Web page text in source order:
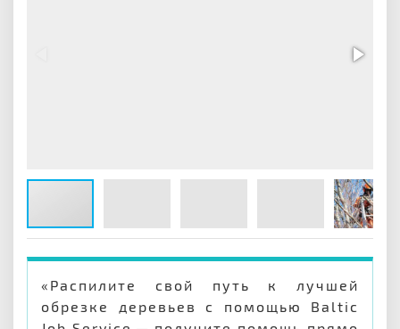
«Распилите свой путь к лучшей
обрезке деревьев с помощью Baltic